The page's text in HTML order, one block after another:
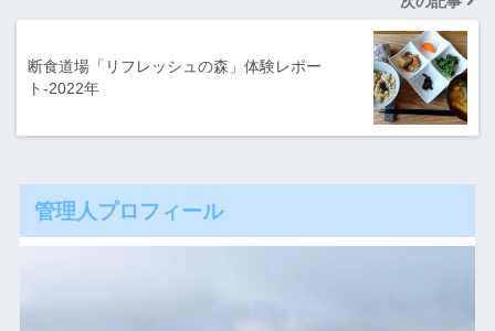
断食道場「リフレッシュの森」体験レポー
ト-2022年
管理人プロフィール